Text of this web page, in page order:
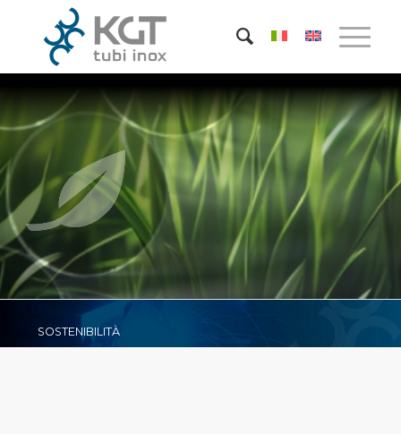
SOSTENIBILITÀ